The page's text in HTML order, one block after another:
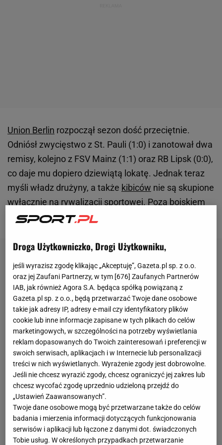
Union Berlin rozpoczął sezon dość przeciętnie.
Odniósł zwycięstwo z St. Pauli (1:0) i zanotował dwa
remisy, kolejno z FSV Mainz (1:1) oraz RB Lipsk (0:0),
co daje mu dopiero dziewiątą lokatę. Jednak teraz
myśli władz drużyny, a także kibiców nie są skupione
wyłącznie na rywalizacji sportowej. Poza boiskiem
toczy się o wiele ważniejsza
Droga Użytkowniczko, Drogi Użytkowniku,
jeśli wyrazisz zgodę klikając „Akceptuję”, Gazeta.pl sp. z o.o.
oraz jej Zaufani Partnerzy, w tym [676] Zaufanych Partnerów
IAB, jak również Agora S.A. będąca spółką powiązaną z
Gazeta.pl sp. z o.o., będą przetwarzać Twoje dane osobowe
takie jak adresy IP, adresy e-mail czy identyfikatory plików
cookie lub inne informacje zapisane w tych plikach do celów
marketingowych, w szczególności na potrzeby wyświetlania
reklam dopasowanych do Twoich zainteresowań i preferencji w
swoich serwisach, aplikacjach i w Internecie lub personalizacji
treści w nich wyświetlanych. Wyrażenie zgody jest dobrowolne.
Jeśli nie chcesz wyrazić zgody, chcesz ograniczyć jej zakres lub
chcesz wycofać zgodę uprzednio udzieloną przejdź do
„Ustawień Zaawansowanych”.
Twoje dane osobowe mogą być przetwarzane także do celów
badania i mierzenia informacji dotyczących funkcjonowania
serwisów i aplikacji lub łączone z danymi dot. świadczonych
Tobie usług. W określonych przypadkach przetwarzanie